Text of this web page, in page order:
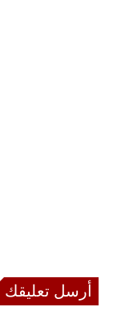
أرسل تعليقك